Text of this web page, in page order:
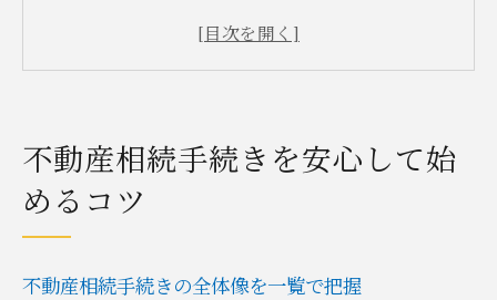
必要書類を揃えるための実践的アドバイス
遺言作成に必要な手順を表で整理
不動産相続と遺言の関係を分かりやすく解
遺言書の種類ごとに異なる特徴とは
不動産相続手続きを安心して始
めるコツ
不動産相続手続きの全体像を一覧で把握